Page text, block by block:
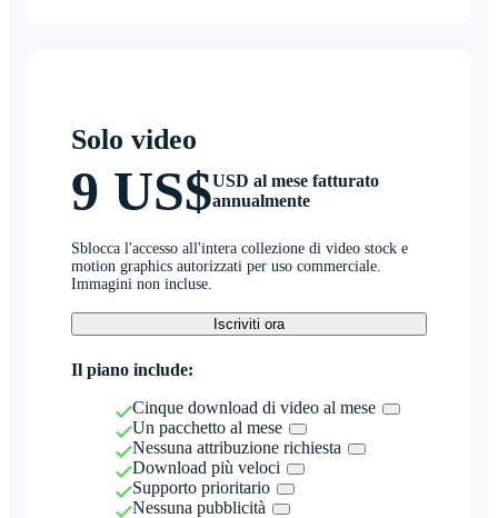
Solo video
9 US$USD al mese fatturato
annualmente
Sblocca l'accesso all'intera collezione di video stock e
motion graphics autorizzati per uso commerciale.
Immagini non incluse.
Iscriviti ora
Il piano include:
Cinque download di video al mese
Un pacchetto al mese
Nessuna attribuzione richiesta
Download più veloci
Supporto prioritario
Nessuna pubblicità